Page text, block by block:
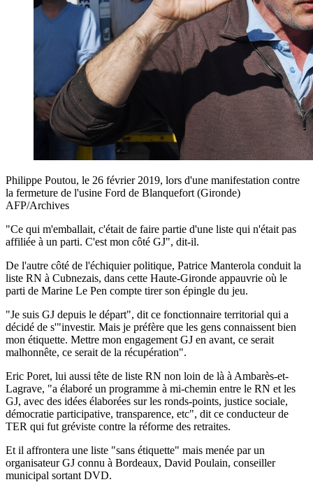
Philippe Poutou, le 26 février 2019, lors d'une manifestation contre
la fermeture de l'usine Ford de Blanquefort (Gironde)
AFP/Archives
"Ce qui m'emballait, c'était de faire partie d'une liste qui n'était pas
affiliée à un parti. C'est mon côté GJ", dit-il.
De l'autre côté de l'échiquier politique, Patrice Manterola conduit la
liste RN à Cubnezais, dans cette Haute-Gironde appauvrie où le
parti de Marine Le Pen compte tirer son épingle du jeu.
"Je suis GJ depuis le départ", dit ce fonctionnaire territorial qui a
décidé de s'"investir. Mais je préfère que les gens connaissent bien
mon étiquette. Mettre mon engagement GJ en avant, ce serait
malhonnête, ce serait de la récupération".
Eric Poret, lui aussi tête de liste RN non loin de là à Ambarès-et-
Lagrave, "a élaboré un programme à mi-chemin entre le RN et les
GJ, avec des idées élaborées sur les ronds-points, justice sociale,
démocratie participative, transparence, etc", dit ce conducteur de
TER qui fut gréviste contre la réforme des retraites.
Et il affrontera une liste "sans étiquette" mais menée par un
organisateur GJ connu à Bordeaux, David Poulain, conseiller
municipal sortant DVD.